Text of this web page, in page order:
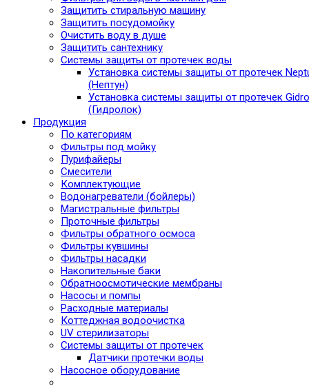
Защитить стиральную машину
Защитить посудомойку
Очистить воду в душе
Защитить сантехнику
Системы защиты от протечек воды
Установка системы защиты от протечек
(Нептун)
Установка системы защиты от протечек
(Гидролок)
Продукция
По категориям
Фильтры под мойку
Пурифайеры
Смесители
Комплектующие
Водонагреватели (бойлеры)
Магистральные фильтры
Проточные фильтры
Фильтры обратного осмоса
Фильтры кувшины
Фильтры насадки
Накопительные баки
Обратноосмотические мембраны
Насосы и помпы
Расходные материалы
Коттеджная водоочистка
UV стерилизаторы
Системы защиты от протечек
Датчики протечки воды
Насосное оборудование